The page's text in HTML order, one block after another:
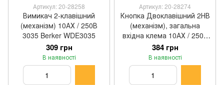
Артикул: 20-28258
Вимикач 2-клавішний
(механізм) 10АХ / 250В
3035 Berker WDE3035
309 грн
В наявності
Артикул: 20-28274
Кнопка Двоклавішний 2НВ
(механізм), загальна
вхідна клема 10АХ / 250В
5035 Berker WDE5035
384 грн
В наявності